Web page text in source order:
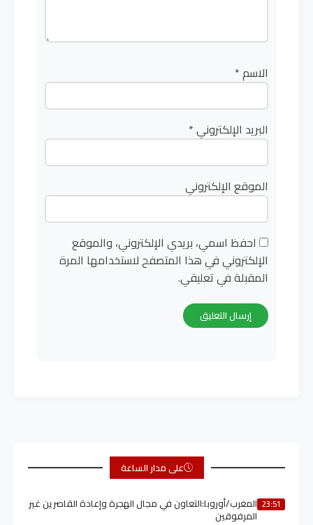
الاسم*
البريد الإلكتروني*
الموقع الإلكتروني
احفظ اسمي، بريدي الإلكتروني، والموقع
الإلكتروني في هذا المتصفح لاستخدامها المرة
المقبلة في تعليقي.
على مدار الساعة
23:51 المغرب/أوروبا:التعاون في مجال الهجرة وإعادة القاصرين غير
المرفوقين